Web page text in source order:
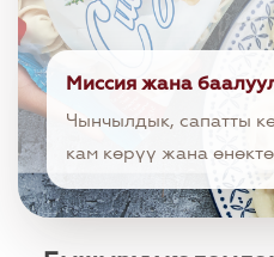
Миссия жана
Чынчылдык, сапатты
кам көрүү жана